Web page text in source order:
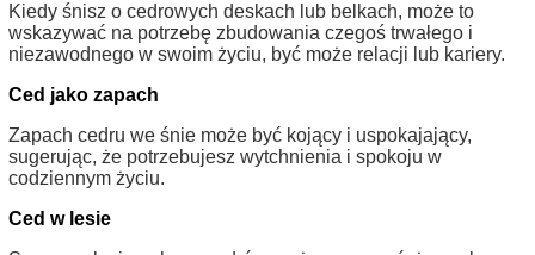
Kiedy śnisz o cedrowych deskach lub belkach, może to
wskazywać na potrzebę zbudowania czegoś trwałego i
niezawodnego w swoim życiu, być może relacji lub kariery.
Ced jako zapach
Zapach cedru we śnie może być kojący i uspokajający,
sugerując, że potrzebujesz wytchnienia i spokoju w
codziennym życiu.
Ced w lesie